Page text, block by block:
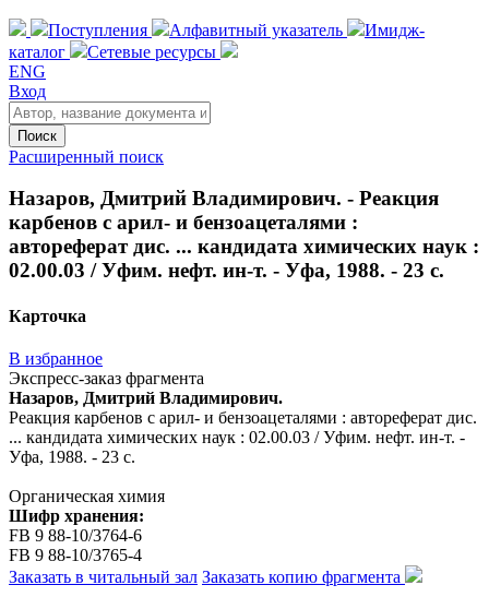
Поступления Алфавитный указатель
Имидж-
каталог
Сетевые ресурсы
ENG
Вход
Поиск
Расширенный поиск
Назаров, Дмитрий Владимирович. - Реакция
карбенов с арил- и бензоацеталями :
автореферат дис. ... кандидата химических наук :
02.00.03 / Уфим. нефт. ин-т. - Уфа, 1988. - 23 с.
Карточка
В избранное
Экспресс-заказ фрагмента
Назаров, Дмитрий Владимирович.
Реакция карбенов с арил- и бензоацеталями : автореферат дис.
... кандидата химических наук : 02.00.03 / Уфим. нефт. ин-т. -
Уфа, 1988. - 23 с.
Органическая химия
Шифр хранения:
FB 9 88-10/3764-6
FB 9 88-10/3765-4
Заказать в читальный зал Заказать копию фрагмента